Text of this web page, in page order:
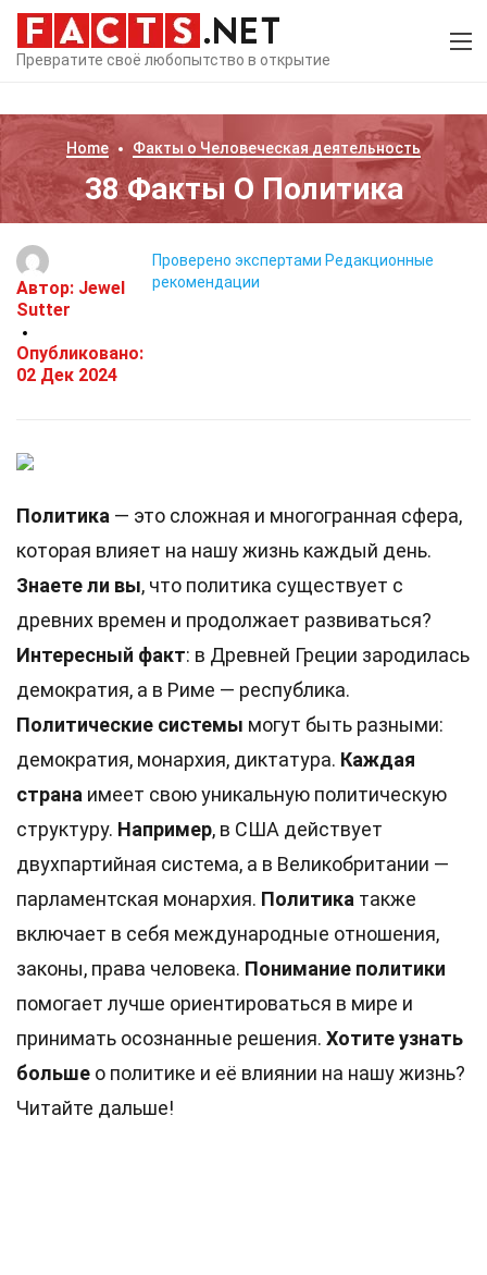
Превратите своё любопытство в открытие
Home Факты о Человеческая деятельность
38 Факты О Политика
Автор: Jewel
Sutter
Опубликовано:
02 Дек 2024
Проверено экспертами Редакционные
рекомендации
Политика — это сложная и многогранная сфера,
которая влияет на нашу жизнь каждый день.
Знаете ли вы, что политика существует с
древних времен и продолжает развиваться?
Интересный факт: в Древней Греции зародилась
демократия, а в Риме — республика.
Политические системы могут быть разными:
демократия, монархия, диктатура. Каждая
страна имеет свою уникальную политическую
структуру. Например, в США действует
двухпартийная система, а в Великобритании —
парламентская монархия. Политика также
включает в себя международные отношения,
законы, права человека. Понимание политики
помогает лучше ориентироваться в мире и
принимать осознанные решения. Хотите узнать
больше о политике и её влиянии на нашу жизнь?
Читайте дальше!